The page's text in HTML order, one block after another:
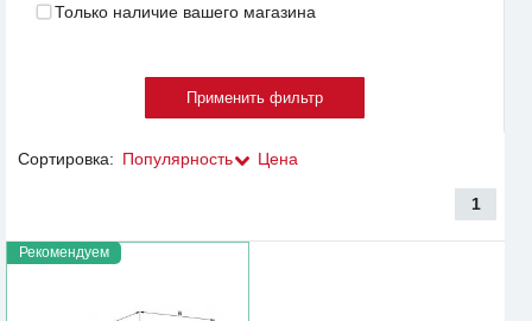
Только наличие вашего магазина
Сортировка: Популярность Цена
1
Рекомендуем